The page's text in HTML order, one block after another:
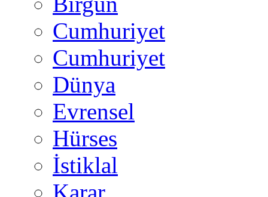
Cumhuriyet
Cumhuriyet
Dünya
Evrensel
Hürses
İstiklal